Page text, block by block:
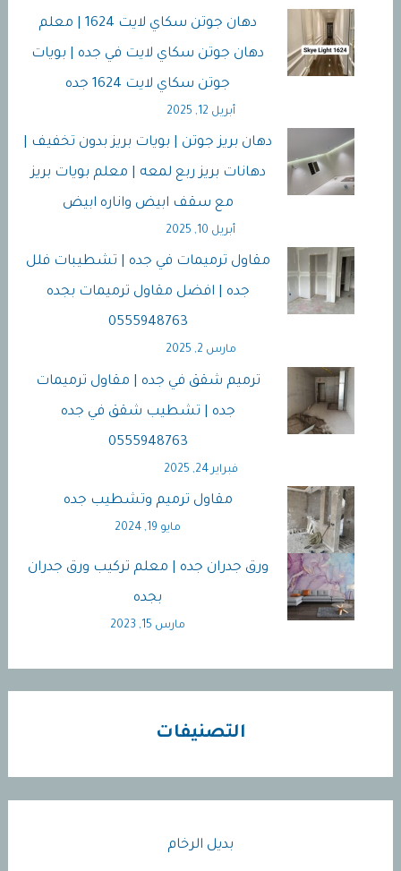
دهان جوتن سكاي لايت 1624 | معلم
دهان جوتن سكاي لايت في جده | بويات
جوتن سكاي لايت 1624 جده
أبريل 12, 2025
دهان بريز جوتن | بويات بريز بدون تخفيف |
دهانات بريز ربع لمعه | معلم بويات بريز
مع سقف ابيض واناره ابيض
أبريل 10, 2025
مقاول ترميمات في جده | تشطيبات فلل
جده | افضل مقاول ترميمات بجده
0555948763
مارس 2, 2025
ترميم شقق في جده | مقاول ترميمات
جده | تشطيب شقق في جده
0555948763
فبراير 24, 2025
مقاول ترميم وتشطيب جده
مايو 19, 2024
ورق جدران جده | معلم تركيب ورق جدران
بجده
مارس 15, 2023
التصنيفات
بديل الرخام